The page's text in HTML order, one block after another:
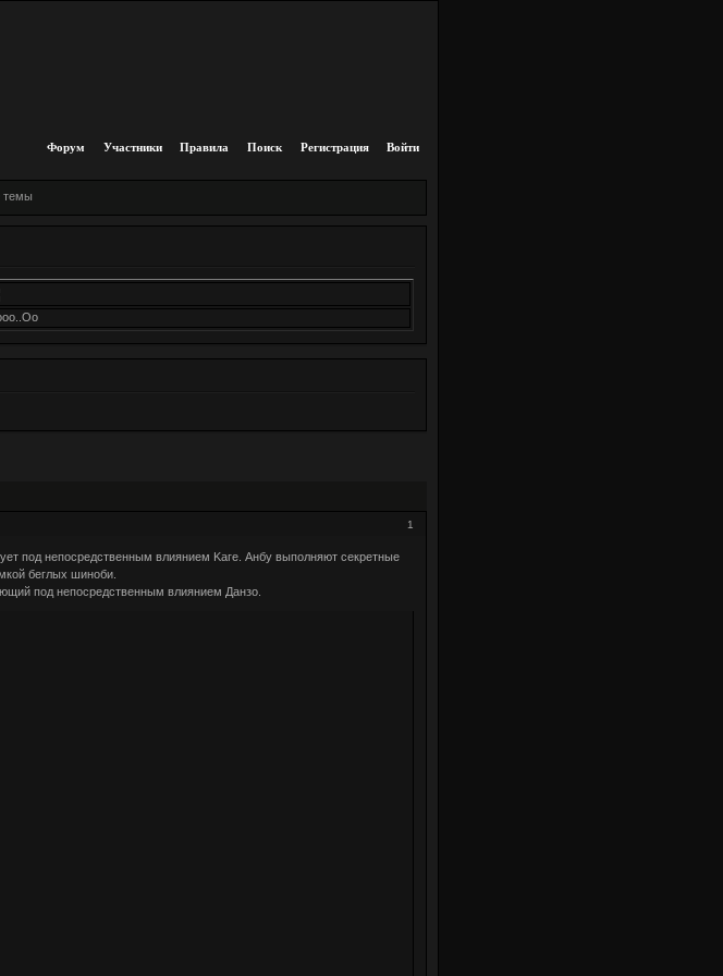
Форум Участники Правила Поиск Регистрация Войти
темы
1
под непосредственным влиянием Kаге. Анбу выполняют секретные
беглых шиноби.
под непосредственным влиянием Данзо.